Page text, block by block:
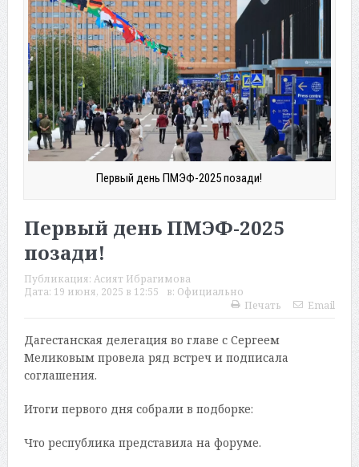
Первый день ПМЭФ-2025 позади!
Первый день ПМЭФ-2025
позади!
Публикация: Асият Ибрагимова
Дата: 19 июня, 2025 в 12:55 в: Официально
Печать
Email
Дагестанская делегация во главе с Сергеем
Меликовым провела ряд встреч и подписала
соглашения.
Итоги первого дня собрали в подборке:
Что республика представила на форуме.